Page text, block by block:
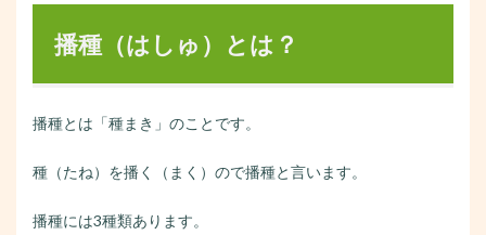
播種（はしゅ）とは？
播種とは「種まき」のことです。
種（たね）を播く（まく）ので播種と言います。
播種には3種類あります。